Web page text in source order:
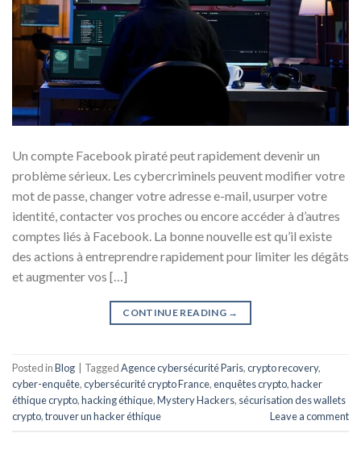
Un compte Facebook piraté peut rapidement devenir un
problème sérieux. Les cybercriminels peuvent modifier votre
mot de passe, changer votre adresse e-mail, usurper votre
identité, contacter vos proches ou encore accéder à d’autres
comptes liés à Facebook. La bonne nouvelle est qu’il existe
des actions à entreprendre rapidement pour limiter les dégâts
et augmenter vos […]
CONTINUE READING →
Posted inBlog TaggedAgence cybersécurité Paris,crypto recovery,
cyber-enquête,cybersécurité crypto France,enquêtes crypto,hacker
éthique crypto,hacking éthique,Mystery Hackers, sécurisation des wallets
crypto,trouver un hacker éthique Leave a comment